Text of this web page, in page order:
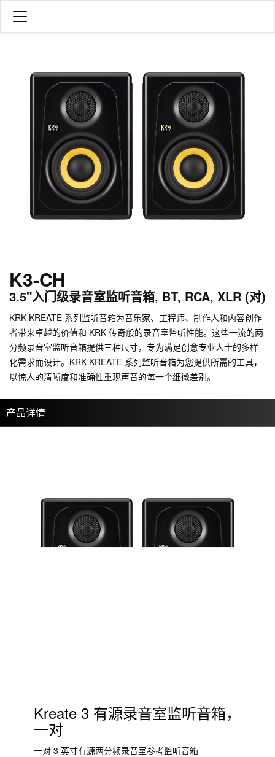
K3-CH
3.5"入门级录音室监听音箱, BT, RCA, XLR (对)
KRK KREATE 系列监听音箱为音乐家、工程师、制作人和内容创作
者带来卓越的价值和 KRK 传奇般的录音室监听性能。这些一流的两
分频录音室监听音箱提供三种尺寸，专为满足创意专业人士的多样
化需求而设计。KRK KREATE 系列监听音箱为您提供所需的工具，
以惊人的清晰度和准确性重现声音的每一个细微差别。
产品详情
Kreate 3 有源录音室监听音箱，
一对
一对 3 英寸有源两分频录音室参考监听音箱